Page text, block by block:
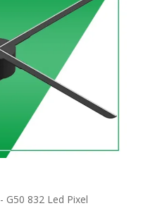
G50 832 Led Pixel